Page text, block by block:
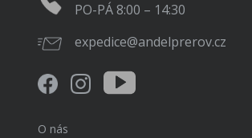
PO-PÁ 8:00 – 14:30
expedice@andelprerov.cz
O nás